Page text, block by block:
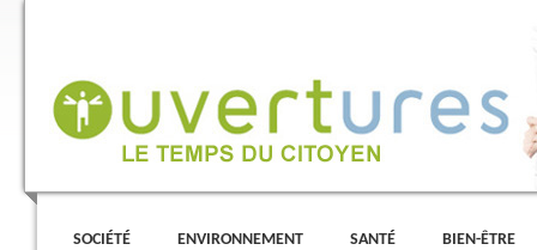
Menu principal
ALLER AU CONTENU PRINCIPAL
ALLER AU CONTENU SECONDAIRE
SOCIÉTÉ ENVIRONNEMENT SANTÉ BIEN-ÊTRE